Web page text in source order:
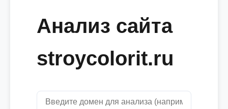
Анализ сайта
stroycolorit.ru